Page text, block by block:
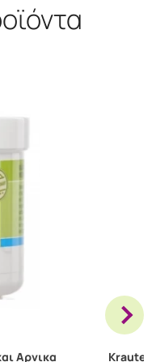
Αρνικα